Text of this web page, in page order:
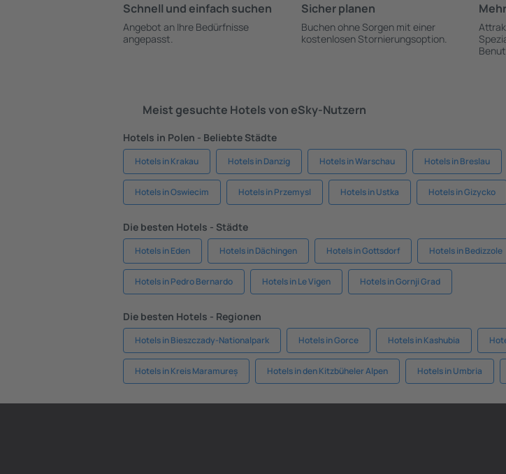
Schnell und einfach suchen
Angebot an Ihre Bedürfnisse
angepasst.
Sicher planen
Buchen ohne Sorgen mit einer
kostenlosen Stornierungsoption.
Meist gesuchte Hotels von eSky-Nutzern
Hotels in Polen - Beliebte Städte
Hotels in Krakau Hotels in Danzig Hotels in Warschau Hotels in Breslau
Hotels in Oswiecim Hotels in Przemysl Hotels in Ustka Hotels in Gizycko
Die besten Hotels - Städte
Hotels in Eden Hotels in Dächingen Hotels in Gottsdorf Hotels in Bedizzole
Hotels in Pedro Bernardo Hotels in Le Vigen Hotels in Gornji Grad
Die besten Hotels - Regionen
Hotels in Bieszczady-Nationalpark Hotels in Gorce Hotels in Kashubia
Hotels in Kreis Maramureș Hotels in den Kitzbüheler Alpen Hotels in Umbria